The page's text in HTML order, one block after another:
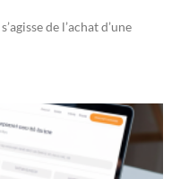
de l’achat d’une